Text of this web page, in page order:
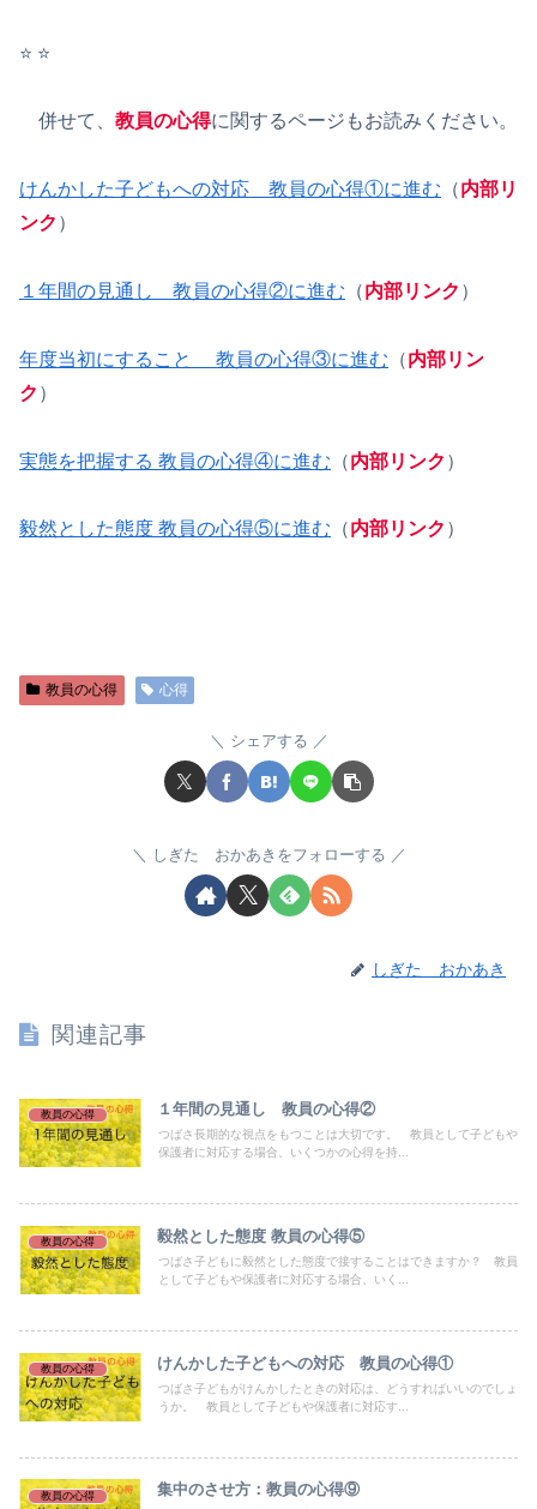
⭐️ ⭐️
併せて、 教員の心得に関するページもお読みください。
けんかした子どもへの対応 教員の心得①に進む （内部リ
ンク ）
１年間の見通し 教員の心得②に進む （内部リンク ）
年度当初にすること 教員の心得③に進む （内部リン
ク ）
実態を把握する 教員の心得④に進む （内部リンク ）
毅然とした態度 教員の心得⑤に進む （内部リンク ）
教員の心得 心得
シェアする
しぎた おかあきをフォローする
しぎた おかあき
関連記事
教員の心得 １年間の見通し 教員の心得②
つばさ長期的な視点をもつことは大切です。 教員として子どもや
保護者に対応する場合、いくつかの心得を持...
教員の心得 毅然とした態度 教員の心得⑤
つばさ子どもに毅然とした態度で接することはできますか？ 教員
として子どもや保護者に対応する場合、いく...
教員の心得 けんかした子どもへの対応 教員の心得①
つばさ子どもがけんかしたときの対応は、どうすればいいのでしょ
うか。 教員として子どもや保護者に対応す...
教員の心得 集中のさせ方：教員の心得⑨